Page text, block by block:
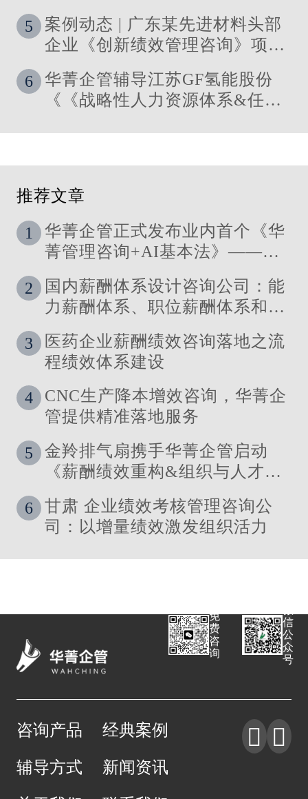
与资源优化》 管理咨询项目圆满
落地
5
案例动态 | 广东某先进材料头部
企业《创新绩效管理咨询》项目
6
华菁企管辅导江苏GF氢能股份
《《战略性人力资源体系&任职
推荐文章
1
华菁企管正式发布业内首个《华
菁管理咨询+AI基本法》——让
2
国内薪酬体系设计咨询公司：能
力薪酬体系、职位薪酬体系和技
3
医药企业薪酬绩效咨询落地之流
程绩效体系建设
4
CNC生产降本增效咨询，华菁企
管提供精准落地服务
5
金羚排气扇携手华菁企管启动
《薪酬绩效重构&组织与人才发
6
甘肃 企业绩效考核管理咨询公
司：以增量绩效激发组织活力
咨询产品 经典案例
辅导方式 新闻资讯
 
免
费
咨
询
信
公
众
号